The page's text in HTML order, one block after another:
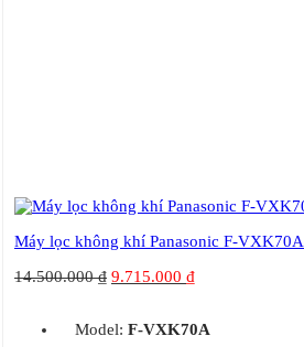
Máy lọc không khí Panasonic F-VXK70A
14.500.000₫ 9.715.000 ₫
Model: F-VXK70A